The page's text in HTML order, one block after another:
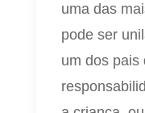
uma das
pode ser
um dos pais